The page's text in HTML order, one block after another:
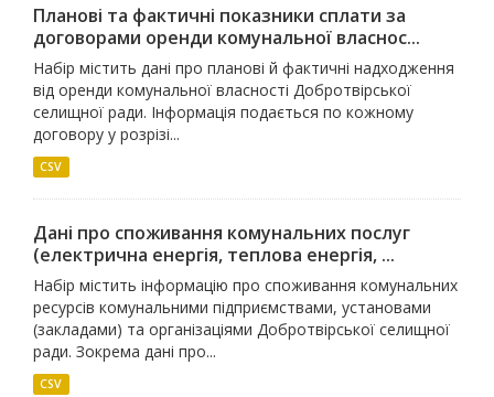
Планові та фактичні показники сплати за
договорами оренди комунальної власнос...
Набір містить дані про планові й фактичні надходження
від оренди комунальної власності Добротвірської
селищної ради. Інформація подається по кожному
договору у розрізі...
CSV
Дані про споживання комунальних послуг
(електрична енергія, теплова енергія, ...
Набір містить інформацію про споживання комунальних
ресурсів комунальними підприємствами, установами
(закладами) та організаціями Добротвірської селищної
ради. Зокрема дані про...
CSV